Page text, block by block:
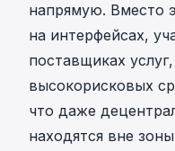
напрямую. Вместо
на интерфейсах,
поставщиках
высокорисковых
что даже
находятся вне